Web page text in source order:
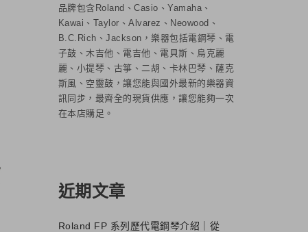
品牌包含Roland、Casio、Yamaha、
Kawai、Taylor、Alvarez、Neowood、
B.C.Rich、Jackson，樂器包括電鋼琴、電
子鼓、木吉他、電吉他、電貝斯、烏克麗
麗、小提琴、古箏、二胡、卡林巴琴、薩克
斯風、空靈鼓，讓您能與國外最新的樂器資
訊同步，最齊全的現貨供應，讓您能夠一次
在本店購足。
近期文章
Roland FP 系列歷代電鋼琴介紹｜從